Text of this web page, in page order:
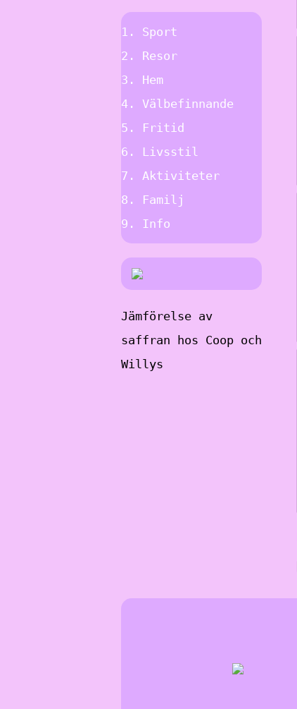
Sport
Resor
Hem
Välbefinnande
Fritid
Livsstil
Aktiviteter
Familj
Info
Jämförelse av
saffran hos Coop och
Willys